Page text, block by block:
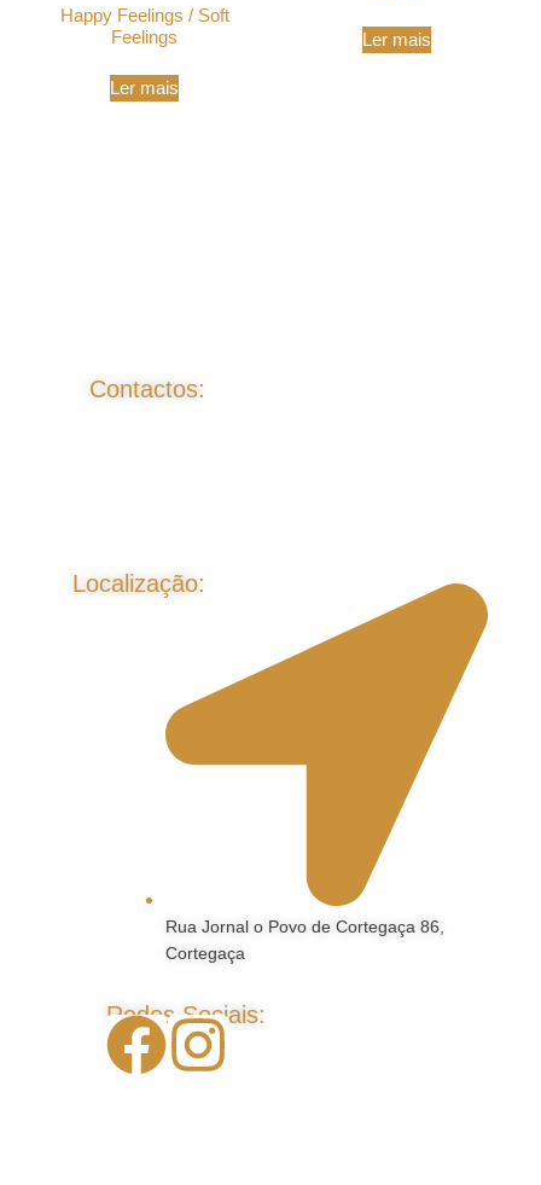
Happy Feelings / Soft
Feelings
Ler mais
Ler mais
Contactos:
Redes Sociais:
Localização:
Rua Jornal o Povo de Cortegaça 86,
Cortegaça